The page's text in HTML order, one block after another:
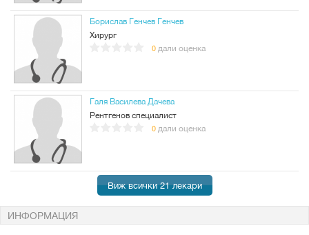
Борислав Генчев Генчев
Хирург
0 дали оценка
Галя Василева Дачева
Рентгенов специалист
0 дали оценка
Виж всички 21 лекари
ИНФОРМАЦИЯ